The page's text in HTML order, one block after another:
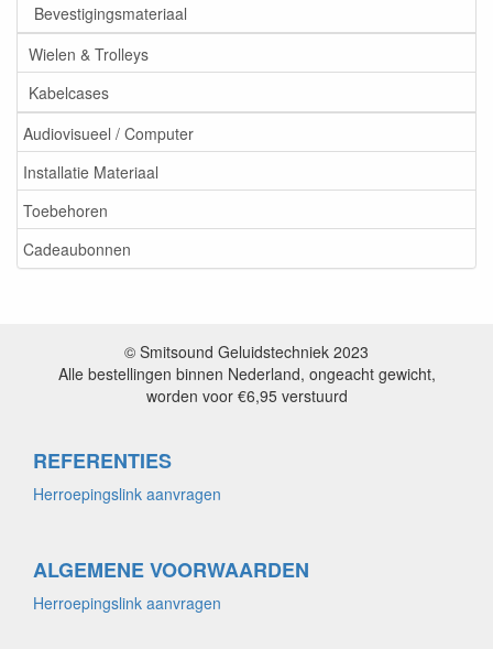
Bevestigingsmateriaal
Wielen & Trolleys
Kabelcases
Audiovisueel / Computer
Installatie Materiaal
Toebehoren
Cadeaubonnen
© Smitsound Geluidstechniek 2023
Alle bestellingen binnen Nederland, ongeacht gewicht,
worden voor €6,95 verstuurd
REFERENTIES
Herroepingslink aanvragen
ALGEMENE VOORWAARDEN
Herroepingslink aanvragen